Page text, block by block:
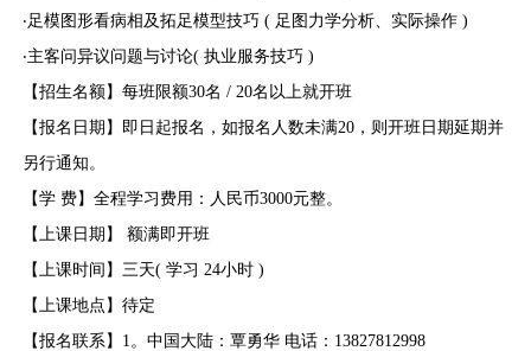
‧ 足模图形看病相及拓足模型技巧 ( 足图力学分析、实际操作 )
‧主客问异议问题与讨论( 执业服务技巧 )
【招生名额】 每班限额30名 / 20名以上就开班
【报名日期 】即日起报名，如报名人数未满20，则开班日期延期并
另行通知。
【学 费】 全程学习费用：人民币3000元整。
【上课日期】
额满即开班
【上课时间】三天( 学习 24小时 )
【上课地点】待定
【报名联系】 1 。中国大陆：覃勇华 电话： 13827812998